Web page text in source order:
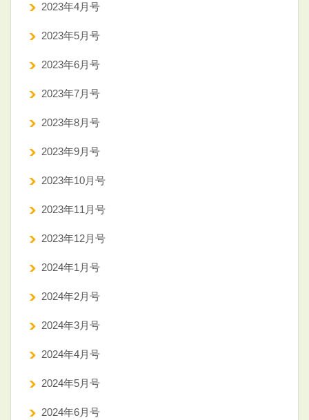
2023年4月号
2023年5月号
2023年6月号
2023年7月号
2023年8月号
2023年9月号
2023年10月号
2023年11月号
2023年12月号
2024年1月号
2024年2月号
2024年3月号
2024年4月号
2024年5月号
2024年6月号